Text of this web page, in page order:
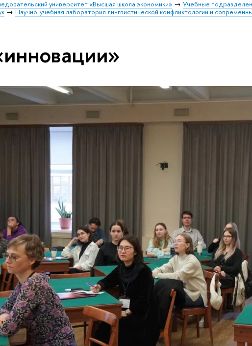
университет «Высшая школа экономики» Учебные
Научно-учебная лаборатория лингвистической конфликтологии и